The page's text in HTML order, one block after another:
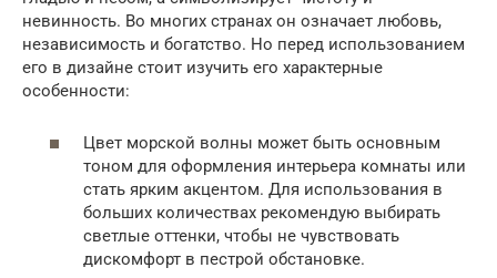
невинность. Во многих странах он означает любовь,
независимость и богатство. Но перед использованием
его в дизайне стоит изучить его характерные
особенности:
Цвет морской волны может быть основным
тоном для оформления интерьера комнаты или
стать ярким акцентом. Для использования в
больших количествах рекомендую выбирать
светлые оттенки, чтобы не чувствовать
дискомфорт в пестрой обстановке.